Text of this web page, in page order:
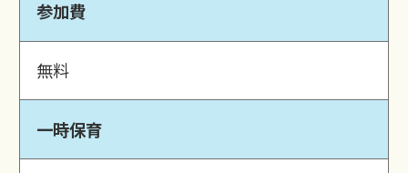
参加費
無料
一時保育